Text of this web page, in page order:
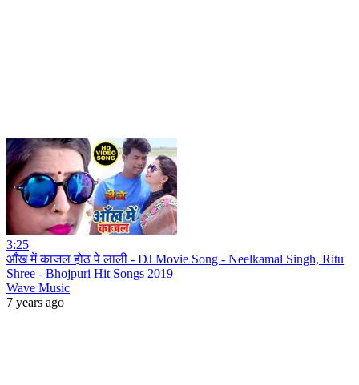
3:25
आँख में काजल होठ पे लाली - DJ Movie Song - Neelkamal Singh, Ritu
Shree - Bhojpuri Hit Songs 2019
Wave Music
7 years ago